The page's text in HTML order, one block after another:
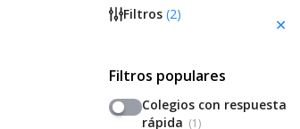
Filtros (2)
Filtros populares
Colegios con respuesta
rápida (1)